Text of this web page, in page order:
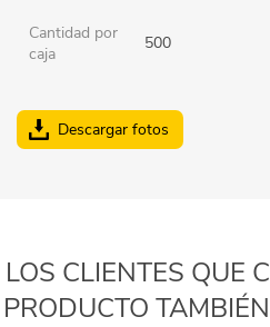
Cantidad por
caja
500
Descargar fotos
LOS CLIENTES QUE
PRODUCTO